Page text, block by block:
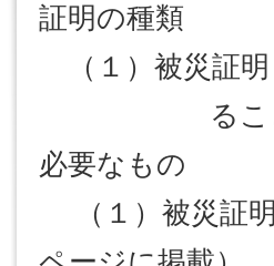
証明の種類
（１）被災証明
る
必要なもの
（１）被災証